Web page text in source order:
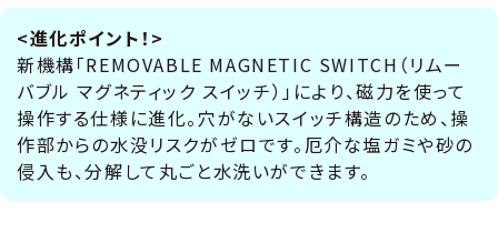
<進化ポイント！>
新機構「REMOVABLE MAGNETIC SWITCH（リムー
バブル マグネティック スイッチ）」により、磁力を使って
操作する仕様に進化。穴がないスイッチ構造のため、操
作部からの水没リスクがゼロです。厄介な塩ガミや砂の
侵入も、分解して丸ごと水洗いができます。